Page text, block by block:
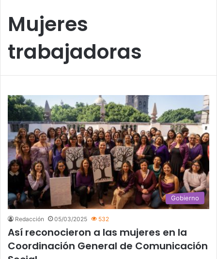
Mujeres
trabajadoras
Gobierno
Redacción 05/03/2025 532
Así reconocieron a las mujeres en la
Coordinación General de Comunicación